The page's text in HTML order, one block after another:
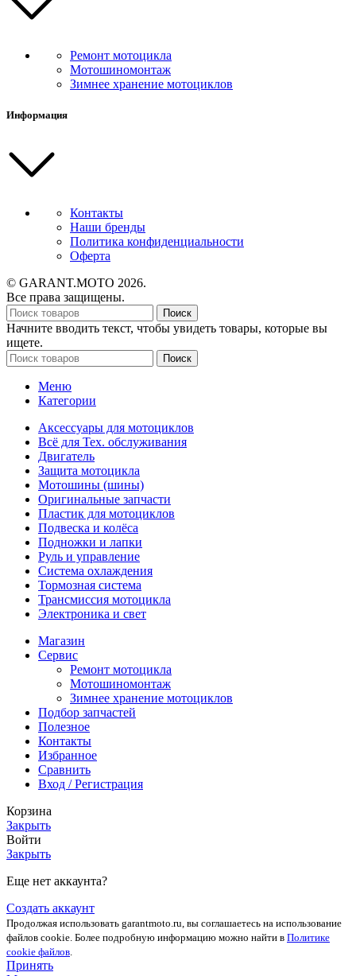
Ремонт мотоцикла
Мотошиномонтаж
Зимнее хранение мотоциклов
Информация
Контакты
Наши бренды
Политика конфиденциальности
Оферта
© GARANT.MOTO 2026.
Все права защищены.
Поиск
Начните вводить текст, чтобы увидеть товары, которые вы
ищете.
Поиск
Меню
Категории
Аксессуары для мотоциклов
Всё для Тех. обслуживания
Двигатель
Защита мотоцикла
Мотошины (шины)
Оригинальные запчасти
Пластик для мотоциклов
Подвеска и колёса
Подножки и лапки
Руль и управление
Система охлаждения
Тормозная система
Трансмиссия мотоцикла
Электроника и свет
Магазин
Сервис
Ремонт мотоцикла
Мотошиномонтаж
Зимнее хранение мотоциклов
Подбор запчастей
Полезное
Контакты
Избранное
Сравнить
Вход / Регистрация
Корзина
Закрыть
Войти
Закрыть
Еще нет аккаунта?
Создать аккаунт
Продолжая использовать garantmoto.ru, вы соглашаетесь на использование
файлов cookie. Более подробную информацию можно найти в Политике
cookie файлов.
Принять